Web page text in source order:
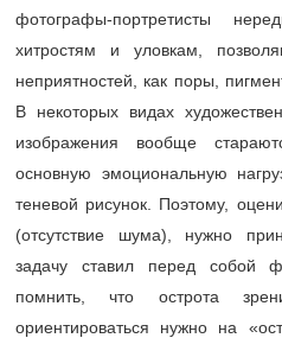
фотографы-портретисты
хитростям и уловкам,
неприятностей, как поры,
В некоторых видах
изображения вообще
основную эмоциональную
теневой рисунок. Поэтому,
(отсутствие шума), нужно
задачу ставил перед собой
помнить, что острота
ориентироваться нужно на